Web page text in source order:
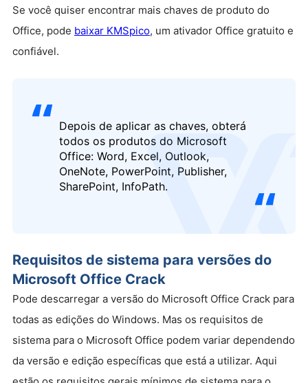
Se você quiser encontrar mais chaves de produto do
Office, pode baixar KMSpico, um ativador Office gratuito e
confiável.
Depois de aplicar as chaves, obterá
todos os produtos do Microsoft
Office: Word, Excel, Outlook,
OneNote, PowerPoint, Publisher,
SharePoint, InfoPath.
logo
Requisitos de sistema para versões do
Microsoft Office Crack
Pode descarregar a versão do Microsoft Office Crack para
todas as edições do Windows. Mas os requisitos de
sistema para o Microsoft Office podem variar dependendo
da versão e edição específicas que está a utilizar. Aqui